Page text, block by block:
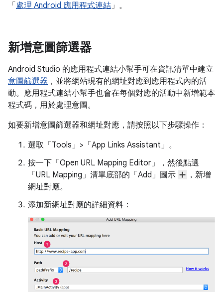
「 處理 Android 應用程式連結」。
新增意圖篩選器
Android Studio 的應用程式連結小幫手可在資訊清單中建立
意圖篩選器 ，並將網站現有的網址對應到應用程式內的活
動。應用程式連結小幫手也會在每個對應的活動中新增範本
程式碼，用於處理意圖。
如要新增意圖篩選器和網址對應，請按照以下步驟操作：
選取「Tools」>「App Links Assistant」。
按一下「Open URL Mapping Editor」
，然後點選
「URL Mapping」 清單底部的「Add」 圖示
，新增
網址對應。
添加新網址對應的詳細資料：